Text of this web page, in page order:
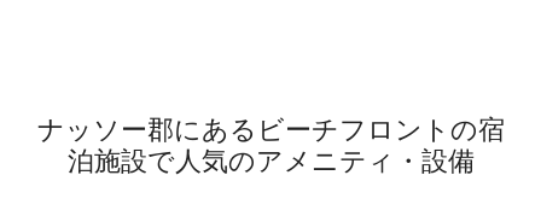
ナッソー郡にあるビーチフロントの宿
泊施設で人気のアメニティ・設備